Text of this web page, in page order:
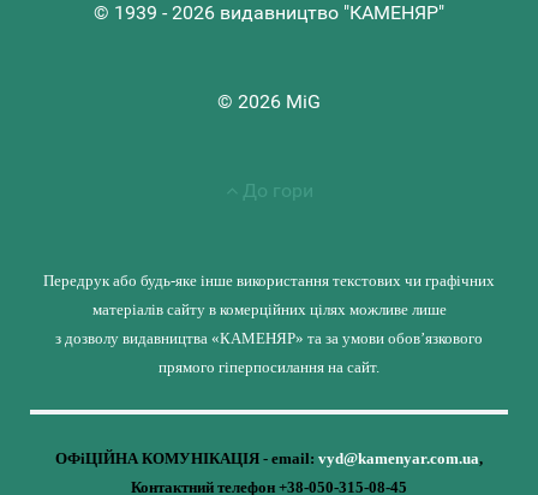
© 1939 - 2026 видавництво "КАМЕНЯР"
© 2026 MiG
До гори
Передрук або будь-яке інше використання текстових чи графічних
матеріалів сайту в комерційних цілях можливе лише
з дозволу видавництва «КАМЕНЯР» та за умови обов’язкового
прямого гіперпосилання на сайт.
ОФіЦІЙНА КОМУНІКАЦІЯ - email: vyd@kamenyar.com.ua,
Контактний телефон +38-050-315-08-45